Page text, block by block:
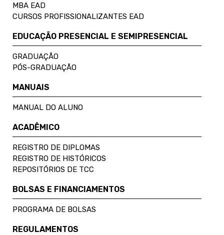
MBA EAD
CURSOS PROFISSIONALIZANTES EAD
EDUCAÇÃO PRESENCIAL E SEMIPRESENCIAL
GRADUAÇÃO
PÓS-GRADUAÇÃO
MANUAIS
MANUAL DO ALUNO
ACADÊMICO
REGISTRO DE DIPLOMAS
REGISTRO DE HISTÓRICOS
REPOSITÓRIOS DE TCC
BOLSAS E FINANCIAMENTOS
PROGRAMA DE BOLSAS
REGULAMENTOS